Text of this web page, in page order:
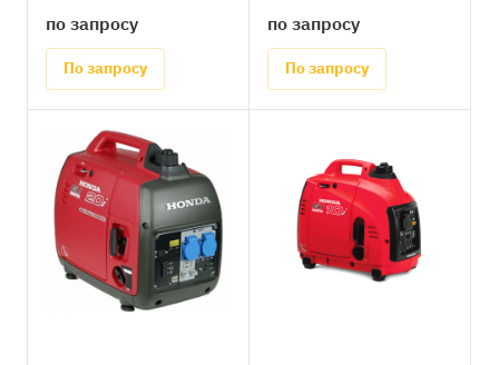
по запросу
По запросу
по запросу
По запросу